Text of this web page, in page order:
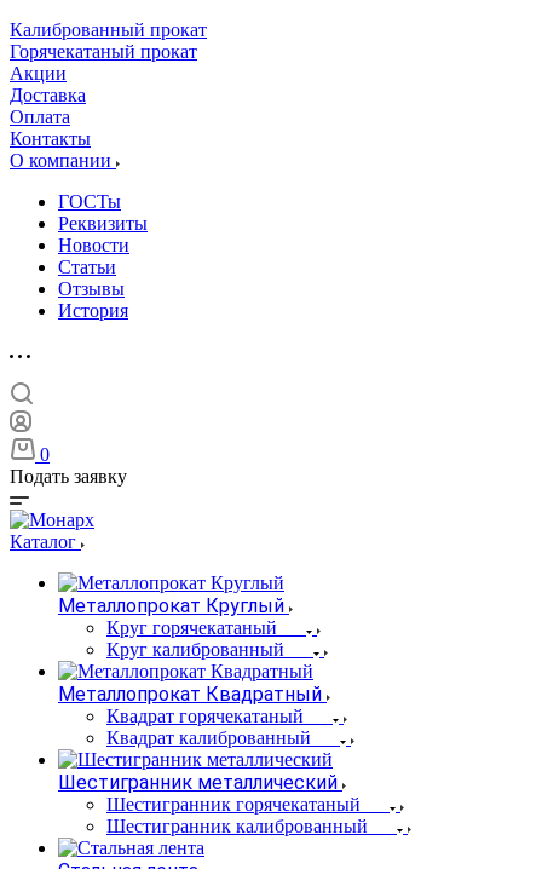
Калиброванный прокат
Горячекатаный прокат
Акции
Доставка
Оплата
Контакты
О компании
ГОСТы
Реквизиты
Новости
Статьи
Отзывы
История
0
Подать заявку
Каталог
Металлопрокат Круглый
Круг горячекатаный
Круг калиброванный
Металлопрокат Квадратный
Квадрат горячекатаный
Квадрат калиброванный
Шестигранник металлический
Шестигранник горячекатаный
Шестигранник калиброванный